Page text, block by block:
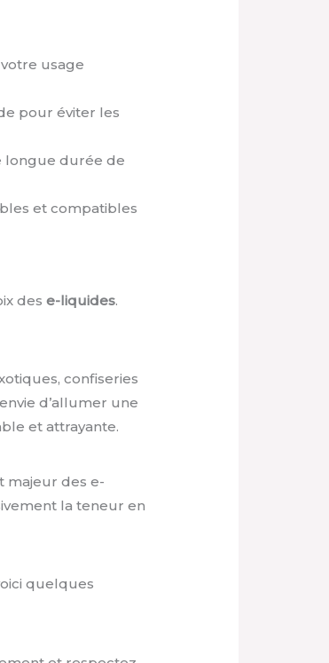
usage
pour éviter les
longue durée de
et compatibles
dese-liquides.
confiseries
d’allumer une
et attrayante.
majeur des e-
la teneur en
quelques